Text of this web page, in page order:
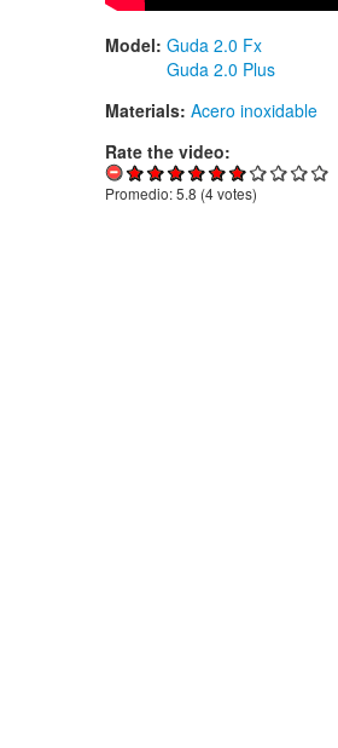
Model: Guda 2.0 Fx
Guda 2.0 Plus
Materials: Acero inoxidable
Rate the video:
Promedio:5.8 (4votes)